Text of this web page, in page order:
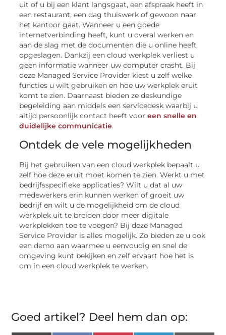
uit of u bij een klant langsgaat, een afspraak heeft in
een restaurant, een dag thuiswerk of gewoon naar
het kantoor gaat. Wanneer u een goede
internetverbinding heeft, kunt u overal werken en
aan de slag met de documenten die u online heeft
opgeslagen. Dankzij een cloud werkplek verliest u
geen informatie wanneer uw computer crasht. Bij
deze Managed Service Provider kiest u zelf welke
functies u wilt gebruiken en hoe uw werkplek eruit
komt te zien. Daarnaast bieden ze deskundige
begeleiding aan middels een servicedesk waarbij u
altijd persoonlijk contact heeft vooreen snelle en
duidelijke communicatie.
Ontdek de vele mogelijkheden
Bij het gebruiken van een cloud werkplek bepaalt u
zelf hoe deze eruit moet komen te zien. Werkt u met
bedrijfsspecifieke applicaties? Wilt u dat al uw
medewerkers erin kunnen werken of groeit uw
bedrijf en wilt u de mogelijkheid om de cloud
werkplek uit te breiden door meer digitale
werkplekken toe te voegen? Bij deze Managed
Service Provider is alles mogelijk. Zo bieden ze u ook
een demo aan waarmee u eenvoudig en snel de
omgeving kunt bekijken en zelf ervaart hoe het is
om in een cloud werkplek te werken.
Goed artikel? Deel hem dan op: